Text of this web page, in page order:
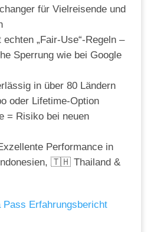
für Vielreisende und
„Fair-Use“-Regeln –
Sperrung wie bei Google
in über 80 Ländern
oder Lifetime-Option
= Risiko bei neuen
Performance in
🇹🇭 Thailand &
Pass Erfahrungsbericht